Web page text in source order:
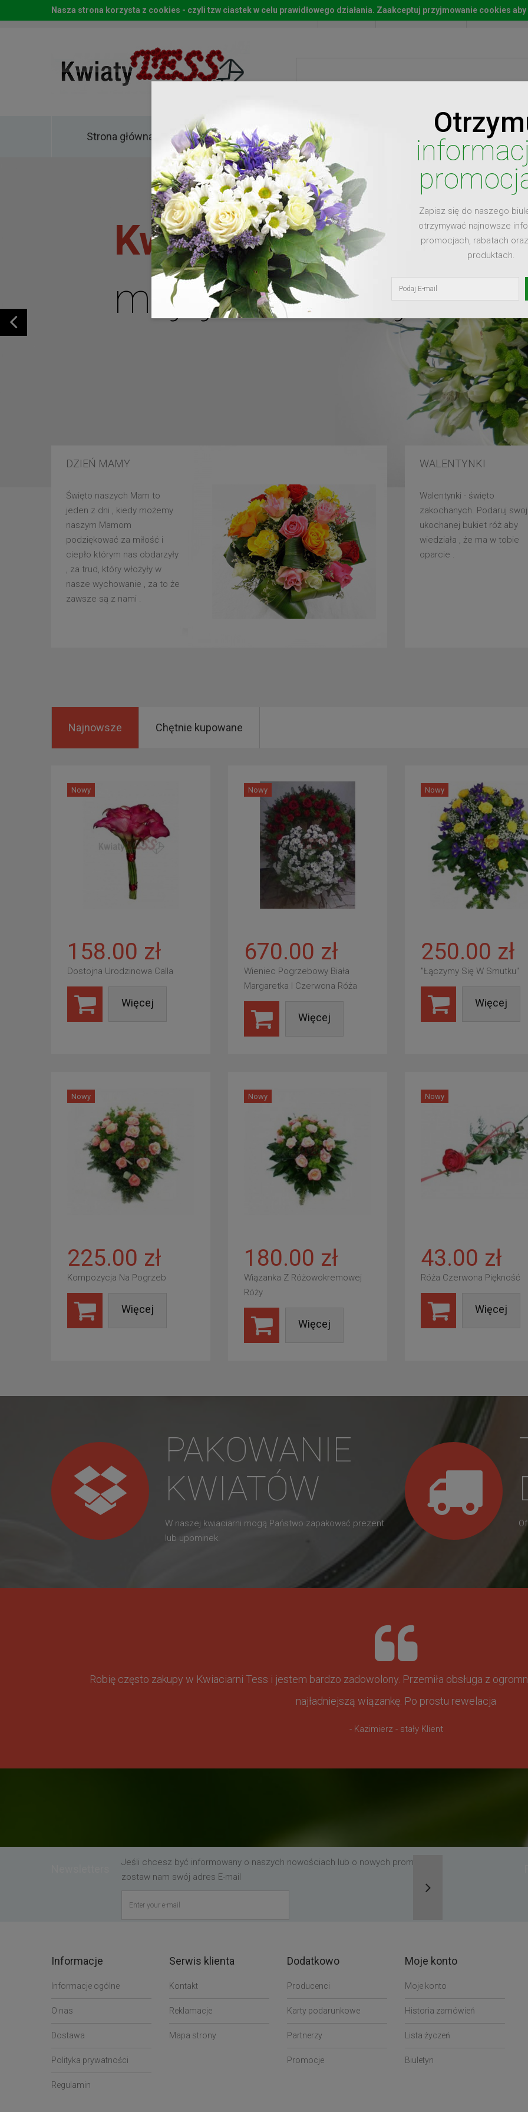
Start Moje konto Lista
Strona główna Kwiaty
Kwiaty dla
mojej ukochanej
DZIEŃ MAMY
Święto naszych Mam to
jeden z dni , kiedy możemy
naszym Mamom
podziękować za miłość i
ciepło którym nas obdarzyły
, za trud, który włożyły w
nasze wychowanie , za to że
zawsze są z nami .
WALENTYNKI
Walentynki - święto
zakochanych. Podaruj
ukochanej bukiet róż aby
wiedziała , że ma w tobie
oparcie .
Zapisz się do naszego
otrzymywać najnowsze
promocjach, rabatach
produktach.
Najnowsze Chętnie kupowane
Nowy
158.00 zł
Dostojna Urodzinowa Calla
Więcej
Nowy
670.00 zł
Wieniec Pogrzebowy Biała
Margaretka I Czerwona Róża
Więcej
Nowy
250.00 zł
"Łączymy Się W Smutku"
Więcej
Nowy
225.00 zł
Kompozycja Na Pogrzeb
Więcej
Nowy
180.00 zł
Wiązanka Z Różowokremowej
Róży
Więcej
Nowy
43.00 zł
Róża Czerwona Piękność
Więcej
PAKOWANIE
KWIATÓW
W naszej kwiaciarni mogą Państwo zapakować prezent
lub upominek.
Robię często zakupy w Kwiaciarni Tess i jestem bardzo zadowolony. Przemiła obsługa z
najładniejszą wiązankę. Po prostu rewelacja
- Kazimierz - stały Klient
Jeśli chcesz być informowany o naszych nowościach lub o nowych promocjach,
zostaw nam swój adres E-mail
Nasza strona korzysta z cookies - czyli tzw ciastek w celu prawidłowego działania. Zaakceptuj przyjmowanie cookies
Informacje
Informacje ogólne
O nas
Dostawa
Polityka prywatności
Regulamin
Serwis klienta
Kontakt
Reklamacje
Mapa strony
Dodatkowo
Producenci
Karty podarunkowe
Partnerzy
Promocje
Moje konto
Moje konto
Historia zamówień
Lista życzeń
Biuletyn